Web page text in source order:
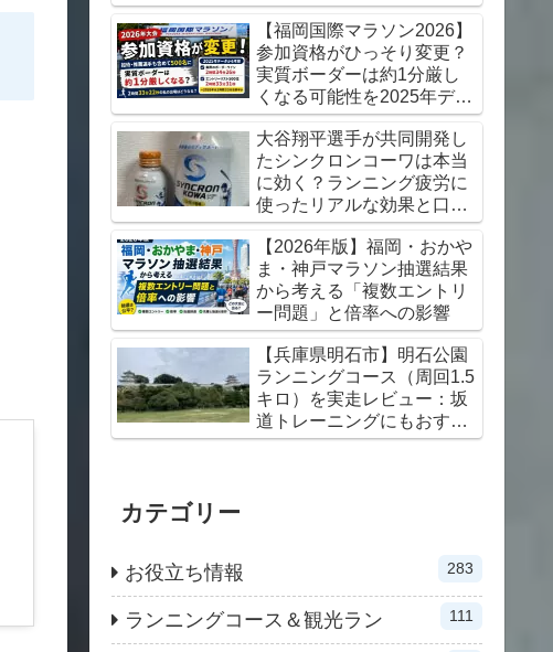
想【初心者にもおすすめ】
【福岡国際マラソン2026】
参加資格がひっそり変更？
実質ボーダーは約1分厳し
くなる可能性を2025年デー
タから考察
大谷翔平選手が共同開発し
たシンクロンコーワは本当
に効く？ランニング疲労に
使ったリアルな効果と口コ
ミレビュー
【2026年版】福岡・おかや
ま・神戸マラソン抽選結果
から考える「複数エントリ
ー問題」と倍率への影響
【兵庫県明石市】明石公園
ランニングコース（周回1.5
キロ）を実走レビュー：坂
道トレーニングにもおすす
め
カテゴリー
お役立ち情報 283
ランニングコース＆観光ラン 111